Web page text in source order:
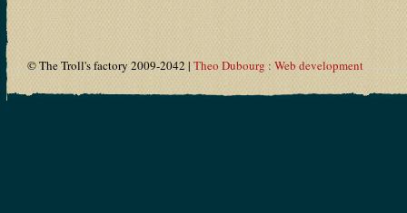
© The Troll's factory 2009-2042 |Theo Dubourg : Web development